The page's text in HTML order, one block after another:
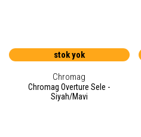
stok yok
Chromag
Chromag Overture Sele -
Siyah/Mavi